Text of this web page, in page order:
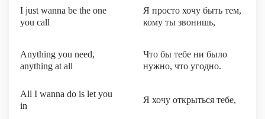
I just wanna be the one
you call
Я просто хочу быть тем,
кому ты звонишь,
Anything you need,
anything at all
Что бы тебе ни было
нужно, что угодно.
All I wanna do is let you
in
Я хочу открыться тебе,